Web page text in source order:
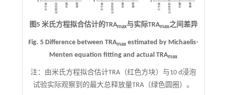
图5 米氏方程拟合估计的TRAmax与实际TRAmax之间差异
Fig. 5 Difference between TRAmax estimated by Michaelis-
Menten equation fitting and actual TRAmax
注：
由米氏方程拟合估计TRA（红色方块）与10 d浸泡
试验实际观察到的最大总释放量TRA（绿色圆圈）。